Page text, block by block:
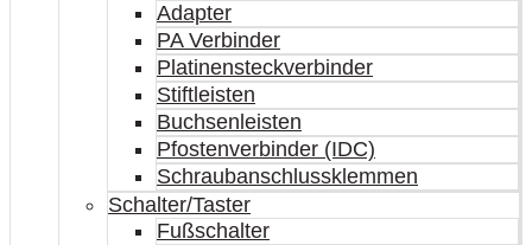
Adapter
PA Verbinder
Platinensteckverbinder
Stiftleisten
Buchsenleisten
Pfostenverbinder (IDC)
Schraubanschlussklemmen
Schalter/Taster
Fußschalter